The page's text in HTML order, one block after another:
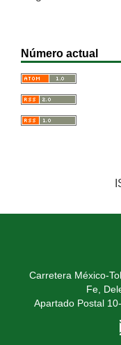
Número actual
Carretera México-
Fe,
Apartado Postal